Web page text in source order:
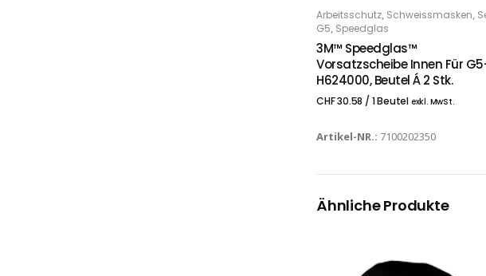
IN DEN WARENKORB
Arbeitsschutz, Schweissmasken,
G5, Speedglas
3M™ Speedglas™
Vorsatzscheibe Innen Für
H624000, Beutel Á 2 Stk.
CHF30.58 / 1 Beutel exkl. MwSt.
Artikel-NR.: 7100202350
Ähnliche Produkte